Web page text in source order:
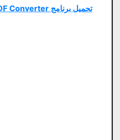
تحميل برنامج Any DWG to PDF Converter